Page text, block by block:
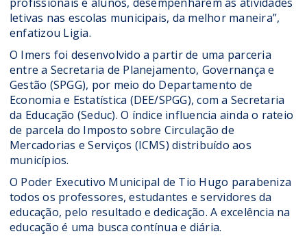
letivas nas escolas municipais, da melhor maneira”,
enfatizou Ligia.
O Imers foi desenvolvido a partir de uma parceria
entre a Secretaria de Planejamento, Governança e
Gestão (SPGG), por meio do Departamento de
Economia e Estatística (DEE/SPGG), com a Secretaria
da Educação (Seduc). O índice influencia ainda o rateio
de parcela do Imposto sobre Circulação de
Mercadorias e Serviços (ICMS) distribuído aos
municípios.
O Poder Executivo Municipal de Tio Hugo parabeniza
todos os professores, estudantes e servidores da
educação, pelo resultado e dedicação. A excelência na
educação é uma busca contínua e diária.